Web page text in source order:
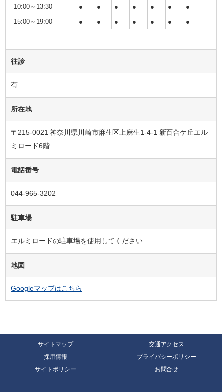
10:00～13:30
● ● ● ● ● ●
●
15:00～19:00
● ● ● ● ● ● ●
往診
有
所在地
〒215-0021 神奈川県川崎市麻生区上麻生1-4-1 新百合ケ丘エル
ミロード6階
電話番号
044-965-3202
駐車場
エルミロードの駐車場を使用してください
地図
Googleマップはこちら
サイトマップ 交通アクセス
採用情報 プライバシーポリシー
サイトポリシー お問合せ